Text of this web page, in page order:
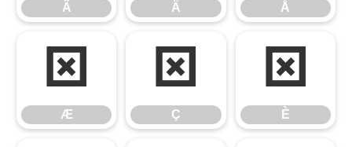
Ã Ä Å
Æ
Æ
Ç
Ç
È
È